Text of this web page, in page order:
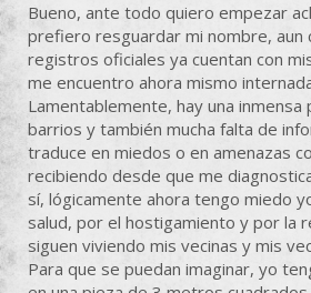
Bueno, ante todo quiero empezar
prefiero resguardar mi nombre, aun
registros oficiales ya cuentan con
me encuentro ahora mismo
Lamentablemente, hay una inmensa
barrios y también mucha falta de
traduce en miedos o en amenazas
recibiendo desde que me
sí, lógicamente ahora tengo miedo
salud, por el hostigamiento y por la
siguen viviendo mis vecinas y mis
Para que se puedan imaginar, yo